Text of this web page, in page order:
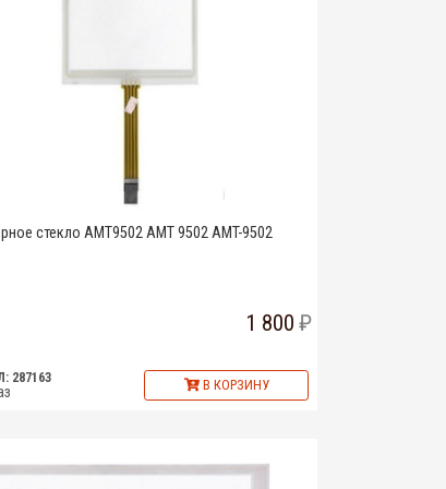
стекло AMT9502 AMT 9502 AMT-9502
1 800
287163 В КОРЗИНУ